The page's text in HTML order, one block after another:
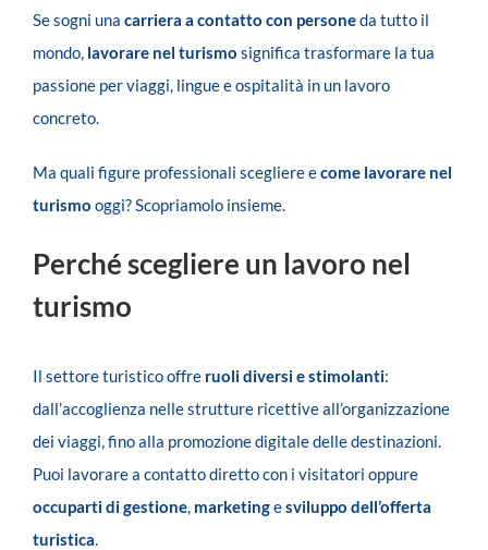
Se sogni una carriera a contatto con personeda tutto il
mondo, lavorare nel turismo significa trasformare la tua
passione per viaggi, lingue e ospitalità in un lavoro
concreto.
Ma quali figure professionali scegliere ecome lavorare nel
turismo oggi? Scopriamolo insieme.
Perché scegliere un lavoro nel
turismo
Il settore turistico offre ruoli diversi e stimolanti:
dall’accoglienza nelle strutture ricettive all’organizzazione
dei viaggi, fino alla promozione digitale delle destinazioni.
Puoi lavorare a contatto diretto con i visitatori oppure
occuparti di gestione, marketingesviluppo dell’offerta
turistica